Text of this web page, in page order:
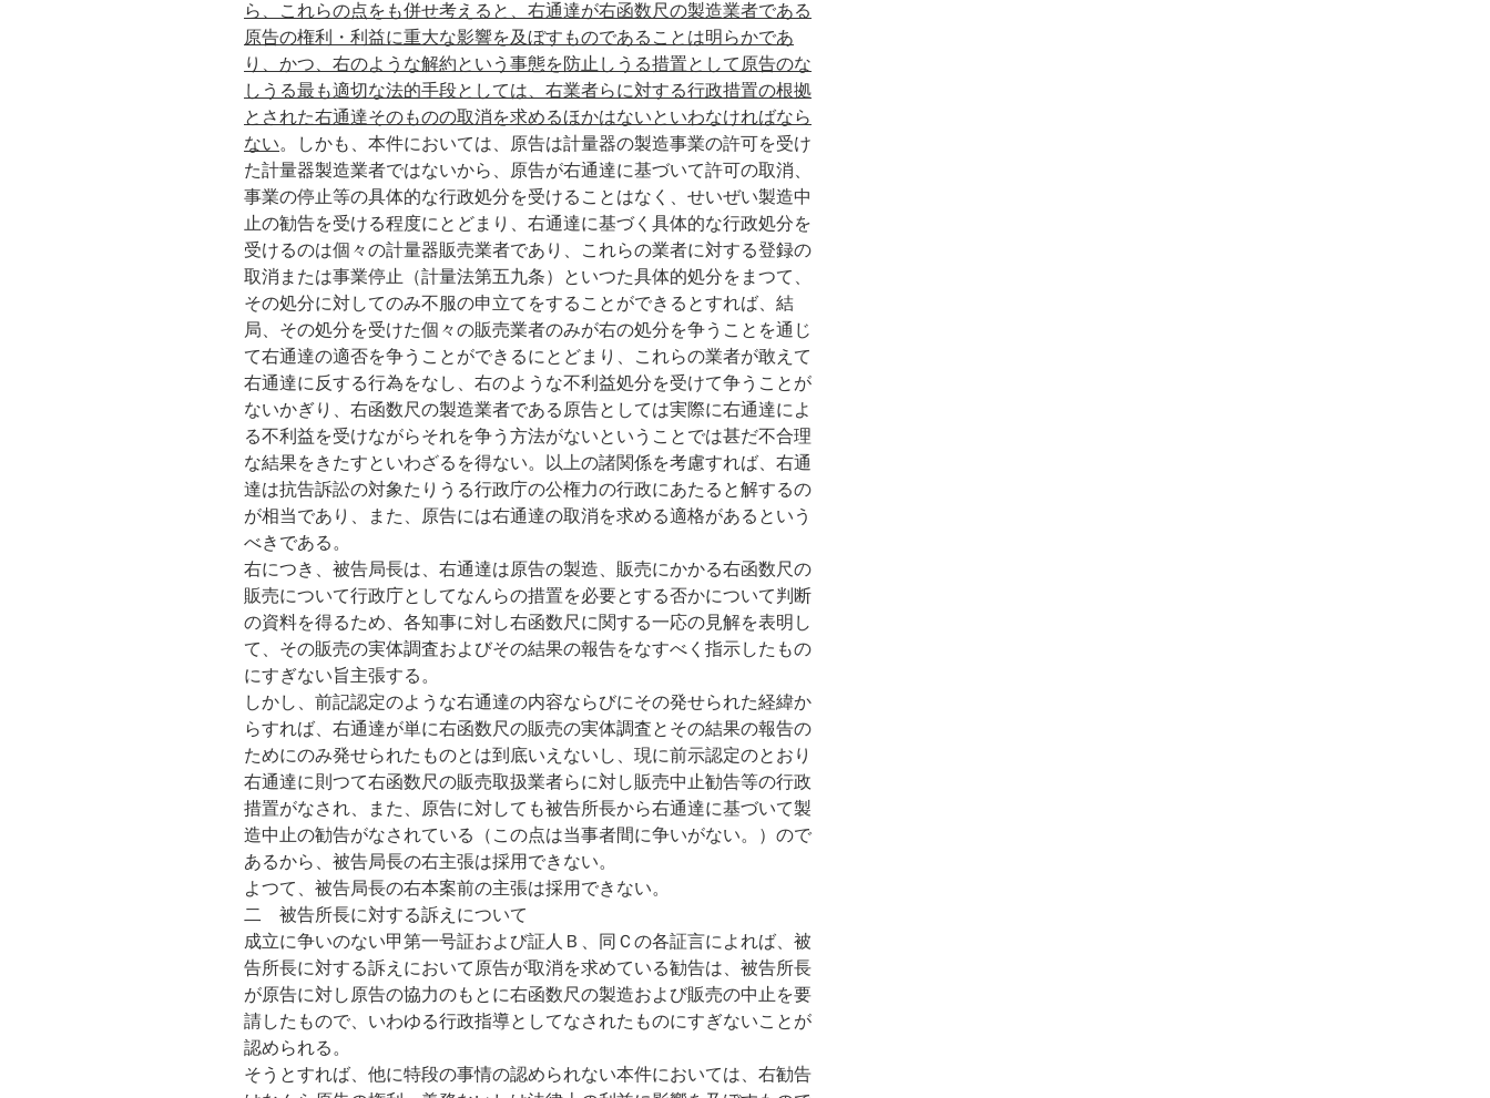
ら、これらの点をも併せ考えると、右通達が右函数尺の製造業者である
原告の権利・利益に重大な影響を及ぼすものであることは明らかであ
り、かつ、右のような解約という事態を防止しうる措置として原告のな
しうる最も適切な法的手段としては、右業者らに対する行政措置の根拠
とされた右通達そのものの取消を求めるほかはないといわなければなら
ない。しかも、本件においては、原告は計量器の製造事業の許可を受け
た計量器製造業者ではないから、原告が右通達に基づいて許可の取消、
事業の停止等の具体的な行政処分を受けることはなく、せいぜい製造中
止の勧告を受ける程度にとどまり、右通達に基づく具体的な行政処分を
受けるのは個々の計量器販売業者であり、これらの業者に対する登録の
取消または事業停止（計量法第五九条）といつた具体的処分をまつて、
その処分に対してのみ不服の申立てをすることができるとすれば、結
局、その処分を受けた個々の販売業者のみが右の処分を争うことを通じ
て右通達の適否を争うことができるにとどまり、これらの業者が敢えて
右通達に反する行為をなし、右のような不利益処分を受けて争うことが
ないかぎり、右函数尺の製造業者である原告としては実際に右通達によ
る不利益を受けながらそれを争う方法がないということでは甚だ不合理
な結果をきたすといわざるを得ない。以上の諸関係を考慮すれば、右通
達は抗告訴訟の対象たりうる行政庁の公権力の行政にあたると解するの
が相当であり、また、原告には右通達の取消を求める適格があるという
べきである。
右につき、被告局長は、右通達は原告の製造、販売にかかる右函数尺の
販売について行政庁としてなんらの措置を必要とする否かについて判断
の資料を得るため、各知事に対し右函数尺に関する一応の見解を表明し
て、その販売の実体調査およびその結果の報告をなすべく指示したもの
にすぎない旨主張する。
しかし、前記認定のような右通達の内容ならびにその発せられた経緯か
らすれば、右通達が単に右函数尺の販売の実体調査とその結果の報告の
ためにのみ発せられたものとは到底いえないし、現に前示認定のとおり
右通達に則つて右函数尺の販売取扱業者らに対し販売中止勧告等の行政
措置がなされ、また、原告に対しても被告所長から右通達に基づいて製
造中止の勧告がなされている（この点は当事者間に争いがない。）ので
あるから、被告局長の右主張は採用できない。
よつて、被告局長の右本案前の主張は採用できない。
二 被告所長に対する訴えについて
成立に争いのない甲第一号証および証人Ｂ、同Ｃの各証言によれば、被
告所長に対する訴えにおいて原告が取消を求めている勧告は、被告所長
が原告に対し原告の協力のもとに右函数尺の製造および販売の中止を要
請したもので、いわゆる行政指導としてなされたものにすぎないことが
認められる。
そうとすれば、他に特段の事情の認められない本件においては、右勧告